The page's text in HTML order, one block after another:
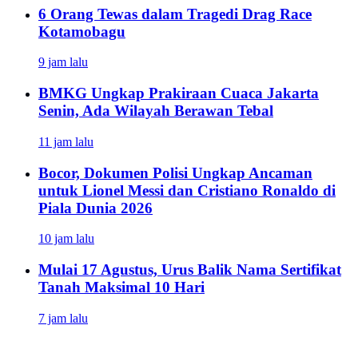
6 Orang Tewas dalam Tragedi Drag Race
Kotamobagu
9 jam lalu
BMKG Ungkap Prakiraan Cuaca Jakarta
Senin, Ada Wilayah Berawan Tebal
11 jam lalu
Bocor, Dokumen Polisi Ungkap Ancaman
untuk Lionel Messi dan Cristiano Ronaldo di
Piala Dunia 2026
10 jam lalu
Mulai 17 Agustus, Urus Balik Nama Sertifikat
Tanah Maksimal 10 Hari
7 jam lalu